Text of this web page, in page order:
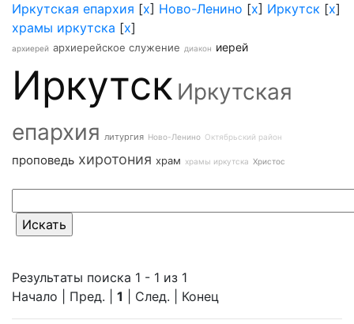
Иркутская епархия [x] Ново-Ленино [x] Иркутск [x]
храмы иркутска [x]
архиерей архиерейское служение диакон иерей
Иркутск Иркутская
епархия литургия Ново-Ленино Октябрьский район
проповедь хиротония храм храмы иркутска Христос
Результаты поиска 1 - 1 из 1
Начало | Пред. | 1 | След. | Конец